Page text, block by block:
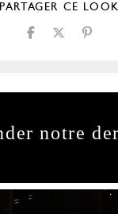
PARTAGER CE LOOK
notre